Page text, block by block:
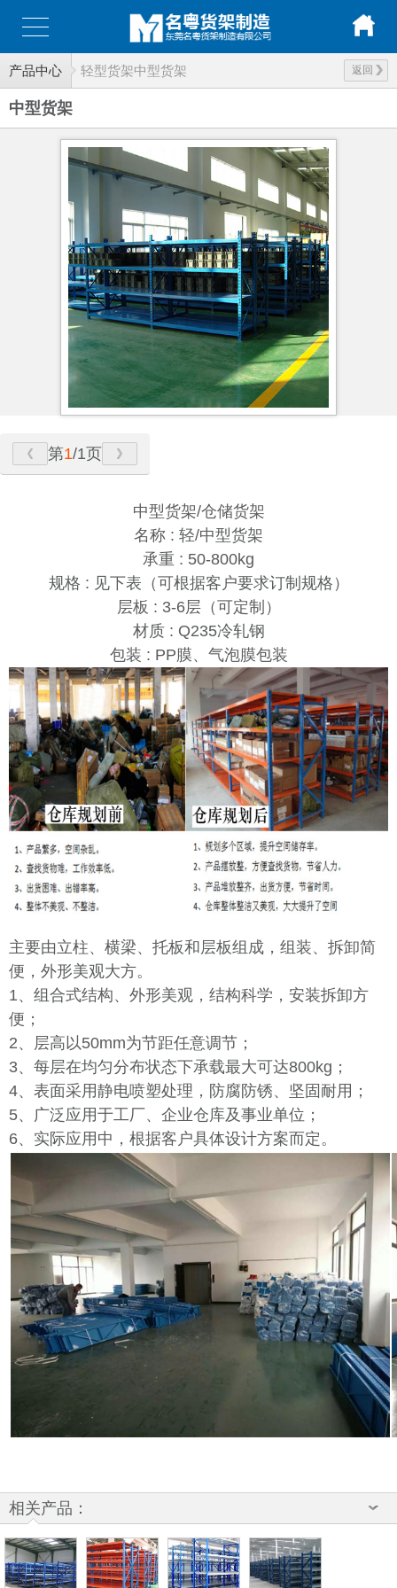
产品中心 返回
轻型货架中型货架
中型货架
第1/1页
中型货架/仓储货架
名称 : 轻/中型货架
承重 : 50-800kg
规格 : 见下表（可根据客户要求订制规格）
层板 : 3-6层（可定制）
材质 : Q235冷轧钢
包装 : PP膜、气泡膜包装
主要由立柱、横梁、托板和层板组成，组装、拆卸简
便，外形美观大方。
1、组合式结构、外形美观，结构科学，安装拆卸方
便；
2、层高以50mm为节距任意调节；
3、每层在均匀分布状态下承载最大可达800kg；
4、表面采用静电喷塑处理，防腐防锈、坚固耐用；
5、广泛应用于工厂、企业仓库及事业单位；
6、实际应用中，根据客户具体设计方案而定。
相关产品：